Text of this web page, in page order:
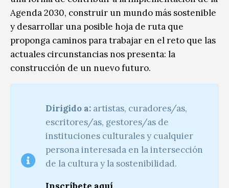
Agenda 2030, construir un mundo más sostenible
y desarrollar una posible hoja de ruta que
proponga caminos para trabajar en el reto que las
actuales circunstancias nos presenta: la
construcción de un nuevo futuro.
Dirigido a: artistas, curadores/as,
escritores/as, gestores/as de
instituciones culturales y cualquier
persona interesada en la intersección
de la cultura y la sostenibilidad.